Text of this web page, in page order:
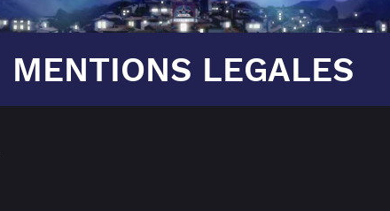
MENTIONS LEGALES